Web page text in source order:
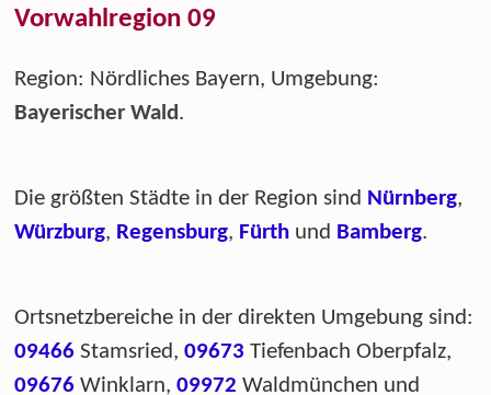
Vorwahlregion 09
Region: Nördliches Bayern, Umgebung:
Bayerischer Wald.
Die größten Städte in der Region sind Nürnberg,
Würzburg, Regensburg, Fürth und Bamberg.
Ortsnetzbereiche in der direkten Umgebung sind:
09466 Stamsried,09673 Tiefenbach Oberpfalz,
09676 Winklarn,09972 Waldmünchen und